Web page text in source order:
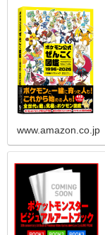
www.amazon.co.jp